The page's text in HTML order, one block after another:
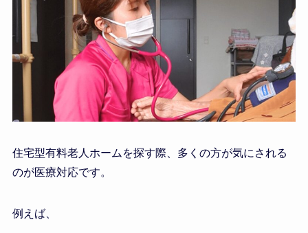
住宅型有料老人ホームを探す際、多くの方が気にされる
のが医療対応です。
例えば、